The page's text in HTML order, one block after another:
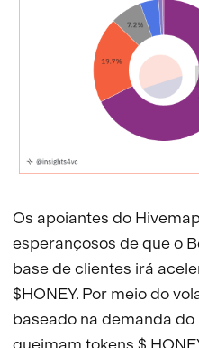
Os apoiantes do
esperançosos de que o
base de clientes irá
$HONEY. Por meio do
baseado na demanda do
queimam tokens $